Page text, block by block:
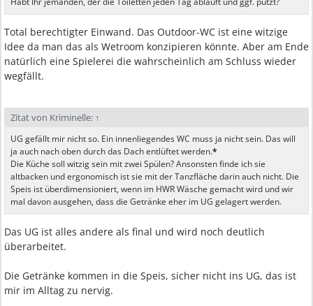
Total berechtigter Einwand. Das Outdoor-WC ist eine witzige
Idee da man das als Wetroom konzipieren könnte. Aber am Ende
natürlich eine Spielerei die wahrscheinlich am Schluss wieder
wegfällt.
Zitat von Kriminelle: ↑
UG gefällt mir nicht so. Ein innenliegendes WC muss ja nicht sein. Das will
ja auch nach oben durch das Dach entlüftet werden.*
Die Küche soll witzig sein mit zwei Spülen? Ansonsten finde ich sie
altbacken und ergonomisch ist sie mit der Tanzfläche darin auch nicht. Die
Speis ist überdimensioniert, wenn im HWR Wäsche gemacht wird und wir
mal davon ausgehen, dass die Getränke eher im UG gelagert werden.
Das UG ist alles andere als final und wird noch deutlich
überarbeitet.
Die Getränke kommen in die Speis, sicher nicht ins UG, das ist
mir im Alltag zu nervig.